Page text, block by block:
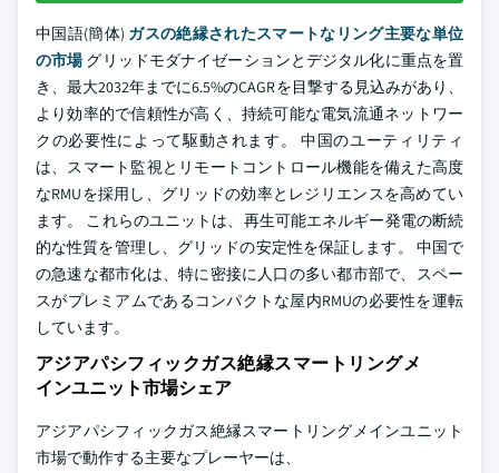
中国語(簡体) ガスの絶縁されたスマートなリング主要な単位
の市場グリッドモダナイゼーションとデジタル化に重点を置
き、最大2032年までに6.5%のCAGRを目撃する見込みがあり、
より効率的で信頼性が高く、持続可能な電気流通ネットワー
クの必要性によって駆動されます。 中国のユーティリティ
は、スマート監視とリモートコントロール機能を備えた高度
なRMUを採用し、グリッドの効率とレジリエンスを高めてい
ます。 これらのユニットは、再生可能エネルギー発電の断続
的な性質を管理し、グリッドの安定性を保証します。 中国で
の急速な都市化は、特に密接に人口の多い都市部で、スペー
スがプレミアムであるコンパクトな屋内RMUの必要性を運転
しています。
アジアパシフィックガス絶縁スマートリングメ
インユニット市場シェア
アジアパシフィックガス絶縁スマートリングメインユニット
市場で動作する主要なプレーヤーは、